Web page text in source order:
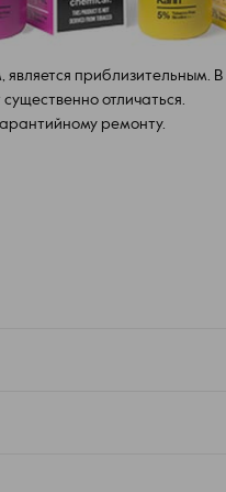
приблизительным. В
отличаться.
ремонту.